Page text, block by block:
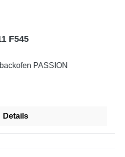
F545
PASSION
Details